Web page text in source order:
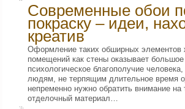
Современные обои
покраску – идеи,
креатив
Оформление таких обширных элементов
помещений как стены оказывает
психологическое благополучие
людям, не терпящим длительное время
непременно нужно обратить внимание на
отделочный материал…